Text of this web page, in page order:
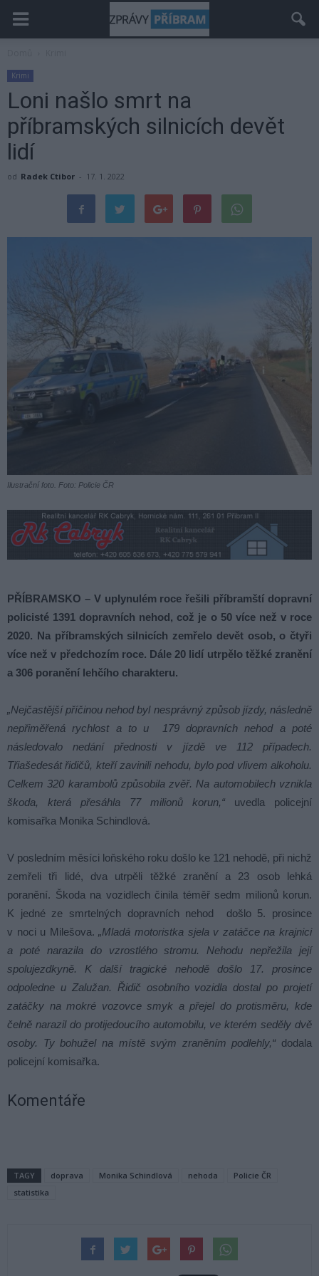
Krimi
Loni našlo smrt na
příbramských silnicích devět
lidí
od Radek Ctibor - 17. 1. 2022
Ilustrační foto. Foto: Policie ČR
PŘÍBRAMSKO – V uplynulém roce řešili příbramští dopravní
policisté 1391 dopravních nehod, což je o 50 více než v roce
2020. Na příbramských silnicích zemřelo devět osob, o čtyři
více než v předchozím roce. Dále 20 lidí utrpělo těžké zranění
a 306 poranění lehčího charakteru.
„Nejčastější příčinou nehod byl nesprávný způsob jízdy, následně
nepřiměřená rychlost a to u 179 dopravních nehod a poté
následovalo nedání přednosti v jízdě ve 112 případech.
Třiašedesát řidičů, kteří zavinili nehodu, bylo pod vlivem alkoholu.
Celkem 320 karambolů způsobila zvěř. Na automobilech vznikla
škoda, která přesáhla 77 milionů korun,“ uvedla policejní
komisařka Monika Schindlová.
V posledním měsíci loňského roku došlo ke 121 nehodě, při nichž
zemřeli tři lidé, dva utrpěli těžké zranění a 23 osob lehká
poranění. Škoda na vozidlech činila téměř sedm milionů korun.
K jedné ze smrtelných dopravních nehod došlo 5. prosince
v noci u Milešova.„Mladá motoristka sjela v zatáčce na krajnici
a poté narazila do vzrostlého stromu. Nehodu nepřežila její
spolujezdkyně. K další tragické nehodě došlo 17. prosince
odpoledne u Zalužan. Řidič osobního vozidla dostal po projetí
zatáčky na mokré vozovce smyk a přejel do protisměru, kde
čelně narazil do protijedoucího automobilu, ve kterém seděly dvě
osoby. Ty bohužel na místě svým zraněním podlehly,“ dodala
policejní komisařka.
Komentáře
TAGY doprava Monika Schindlová nehoda
Policie ČR
statistika